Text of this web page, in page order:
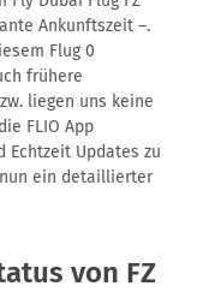
Ankunftszeit –.
Flug 0
frühere
liegen uns keine
FLIO App
Updates zu
ein detaillierter
von FZ